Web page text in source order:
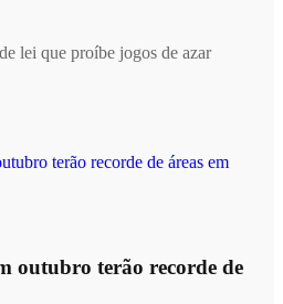
lei que proíbe jogos de azar
outubro terão recorde de